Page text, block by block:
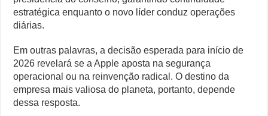
estratégica enquanto o novo líder conduz operações
diárias.
Em outras palavras, a decisão esperada para início de
2026 revelará se a Apple aposta na segurança
operacional ou na reinvenção radical. O destino da
empresa mais valiosa do planeta, portanto, depende
dessa resposta.